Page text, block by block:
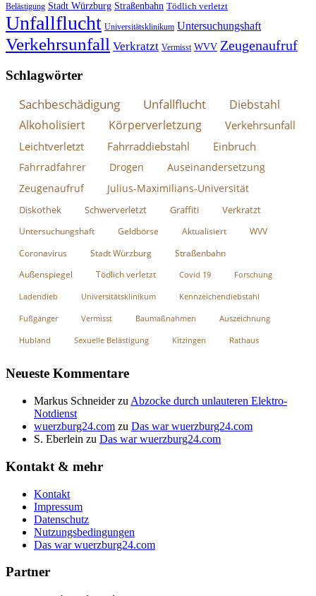
Belästigung Stadt Würzburg Straßenbahn Tödlich verletzt
Unfallflucht Universitätsklinikum Untersuchungshaft
Verkehrsunfall Verkratzt Vermisst WVV Zeugenaufruf
Schlagwörter
Sachbeschädigung Unfallflucht
Diebstahl
Alkoholisiert
Körperverletzung Verkehrsunfall
Leichtverletzt Fahrraddiebstahl Einbruch
Fahrradfahrer Drogen
Auseinandersetzung
Zeugenaufruf
Julius-Maximilians-Universität
Diskothek Schwerverletzt Graffiti Verkratzt
Untersuchungshaft Geldbörse Aktualisiert
WVV
Coronavirus
Stadt Würzburg Straßenbahn
Außenspiegel Tödlich verletzt Covid 19 Forschung
Ladendieb Universitätsklinikum Kennzeichendiebstahl
Fußgänger Vermisst Baumaßnahmen Auszeichnung
Hubland Sexuelle Belästigung Kitzingen Rathaus
Neueste Kommentare
Markus Schneiderzu Abzocke durch unlauteren Elektro-
Notdienst
wuerzburg24.com zu Das war wuerzburg24.com
S. Eberlein zu Das war wuerzburg24.com
Kontakt & mehr
Kontakt
Impressum
Datenschutz
Nutzungsbedingungen
Das war wuerzburg24.com
Partner